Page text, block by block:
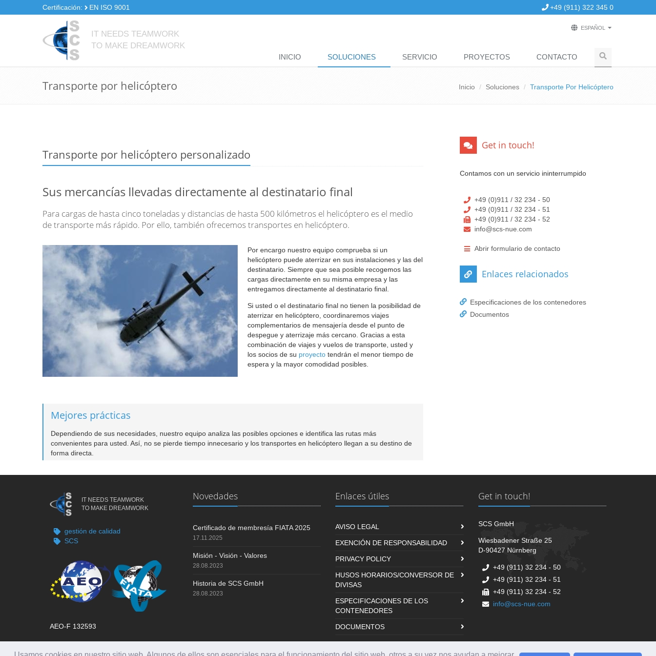
al
Certificación: EN ISO 9001 +49 (911) 322 345 0
IT NEEDS TEAMWORK
TO MAKE DREAMWORK
SelectESPAÑOL
Hauptmenü
INICIO SOLUCIONES SERVICIO PROYECTOS CONTACTO
Transporte por helicóptero Inicio Soluciones Transporte Por Helicóptero
Get in touch!
Contamos con un servicio ininterrumpido
+49 (0)911 / 32 234 - 50
+49 (0)911 / 32 234 - 51
+49 (0)911 / 32 234 - 52
info@scs-nue.com
Abrir formulario de contacto
Enlaces relacionados
Especificaciones de los contenedores
Documentos
Transporte por helicóptero personalizado
Sus mercancías llevadas directamente al destinatario final
Para cargas de hasta cinco toneladas y distancias de hasta 500 kilómetros el helicóptero es el medio
de transporte más rápido. Por ello, también ofrecemos transportes en helicóptero.
Por encargo nuestro equipo comprueba si un
helicóptero puede aterrizar en sus instalaciones y las del
destinatario. Siempre que sea posible recogemos las
cargas directamente en su misma empresa y las
entregamos directamente al destinatario final.
Si usted o el destinatario final no tienen la posibilidad de
aterrizar en helicóptero, coordinaremos viajes
complementarios de mensajería desde el punto de
despegue y aterrizaje más cercano. Gracias a esta
combinación de viajes y vuelos de transporte, usted y
los socios de su proyecto tendrán el menor tiempo de
espera y la mayor comodidad posibles.
Mejores prácticas
Dependiendo de sus necesidades, nuestro equipo analiza las posibles opciones e identifica las rutas más
convenientes para usted. Así, no se pierde tiempo innecesario y los transportes en helicóptero llegan a su destino de
forma directa.
IT NEEDS TEAMWORK
TO MAKE DREAMWORK
gestión de calidad
SCS
AEO-F 132593
Novedades
Certificado de membresía FIATA 2025
17.11.2025
Misión - Visión - Valores
28.08.2023
Historia de SCS GmbH
28.08.2023
Enlaces útiles
AVISO LEGAL
EXENCIÓN DE RESPONSABILIDAD
PRIVACY POLICY
HUSOS HORARIOS/CONVERSOR DE
DIVISAS
ESPECIFICACIONES DE LOS
CONTENEDORES
DOCUMENTOS
Get in touch!
SCS GmbH
Wiesbadener Straße 25
D-90427 Nürnberg
+49 (911) 32 234 - 50
+49 (911) 32 234 - 51
+49 (911) 32 234 - 52
info@scs-nue.com